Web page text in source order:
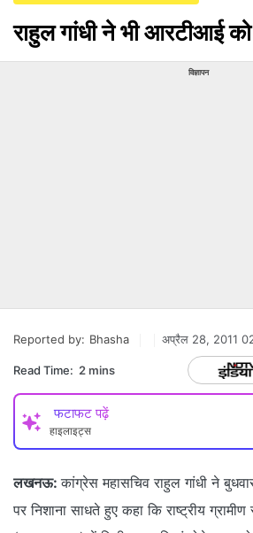
राहुल गांधी ने भी आरटीआई को
विज्ञापन
Reported by: Bhasha अप्रैल 28, 2011
Read Time: 2 mins
फटाफट पढ़ें
हाइलाइट्स
लखनऊ: कांग्रेस महासचिव राहुल गांधी ने
पर निशाना साधते हुए कहा कि राष्ट्रीय ग्रामीण